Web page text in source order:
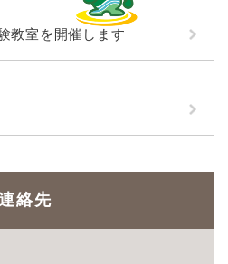
教室を開催します
絡先